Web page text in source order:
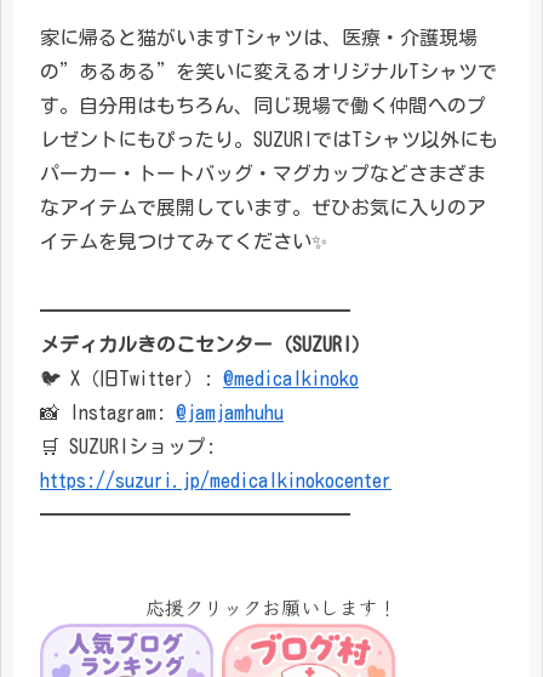
家に帰ると猫がいますTシャツは、医療・介護現場
の”あるある”を笑いに変えるオリジナルTシャツで
す。自分用はもちろん、同じ現場で働く仲間へのプ
レゼントにもぴったり。SUZURIではTシャツ以外にも
パーカー・トートバッグ・マグカップなどさまざま
なアイテムで展開しています。ぜひお気に入りのア
イテムを見つけてみてください✨
━━━━━━━━━━━━━━━━
メディカルきのこセンター（SUZURI）
🐦 X（旧Twitter）: @medicalkinoko
📸 Instagram: @jamjamhuhu
🛒 SUZURIショップ:
https://suzuri.jp/medicalkinokocenter
━━━━━━━━━━━━━━━━
応援クリックお願いします！